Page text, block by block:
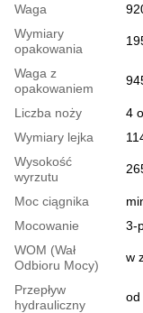
Waga
Wymiary
opakowania
Waga z
opakowaniem
Liczba noży
4
Wymiary lejka
Wysokość
wyrzutu
Moc ciągnika
Mocowanie
3-
WOM (Wał
Odbioru Mocy)
w
Przepływ
hydrauliczny
od